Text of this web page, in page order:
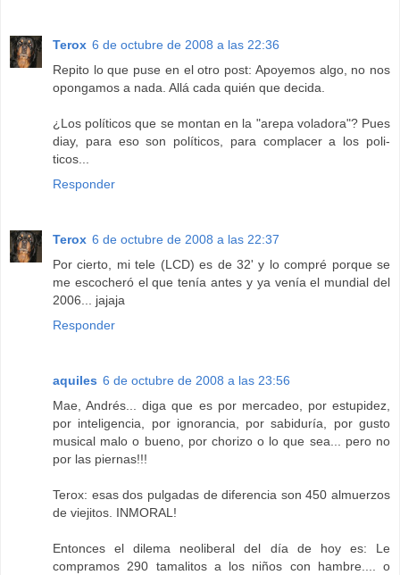
Terox 6 de octubre de 2008 a las 22:36
Repito lo que puse en el otro post: Apoyemos algo, no nos
opongamos a nada. Allá cada quién que decida.
¿Los políticos que se montan en la "arepa voladora"? Pues
diay, para eso son políticos, para complacer a los poli-
ticos...
Responder
Terox 6 de octubre de 2008 a las 22:37
Por cierto, mi tele (LCD) es de 32' y lo compré porque se
me escocheró el que tenía antes y ya venía el mundial del
2006... jajaja
Responder
aquiles 6 de octubre de 2008 a las 23:56
Mae, Andrés... diga que es por mercadeo, por estupidez,
por inteligencia, por ignorancia, por sabiduría, por gusto
musical malo o bueno, por chorizo o lo que sea... pero no
por las piernas!!!
Terox: esas dos pulgadas de diferencia son 450 almuerzos
de viejitos. INMORAL!
Entonces el dilema neoliberal del día de hoy es: Le
compramos 290 tamalitos a los niños con hambre.... o